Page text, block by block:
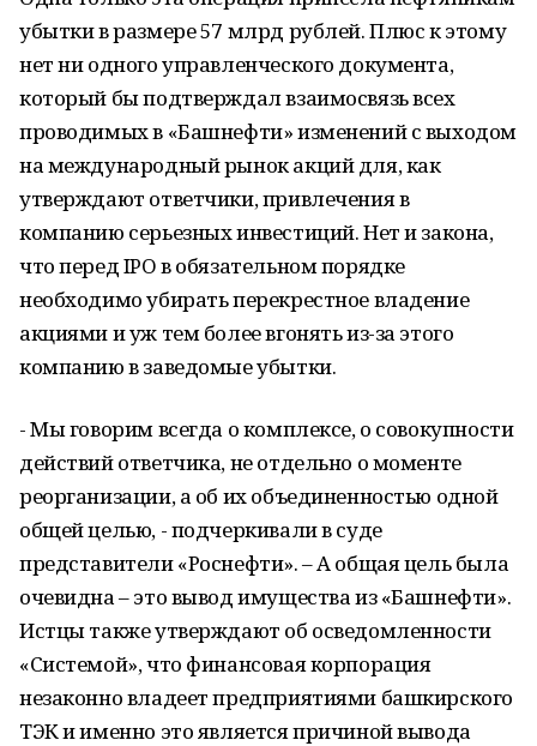
убытки в размере 57 млрд рублей. Плюс к этому
нет ни одного управленческого документа,
который бы подтверждал взаимосвязь всех
проводимых в «Башнефти» изменений с выходом
на международный рынок акций для, как
утверждают ответчики, привлечения в
компанию серьезных инвестиций. Нет и закона,
что перед IPO в обязательном порядке
необходимо убирать перекрестное владение
акциями и уж тем более вгонять из-за этого
компанию в заведомые убытки.
- Мы говорим всегда о комплексе, о совокупности
действий ответчика, не отдельно о моменте
реорганизации, а об их объединенностью одной
общей целью, - подчеркивали в суде
представители «Роснефти». – А общая цель была
очевидна – это вывод имущества из «Башнефти».
Истцы также утверждают об осведомленности
«Системой», что финансовая корпорация
незаконно владеет предприятиями башкирского
ТЭК и именно это является причиной вывода